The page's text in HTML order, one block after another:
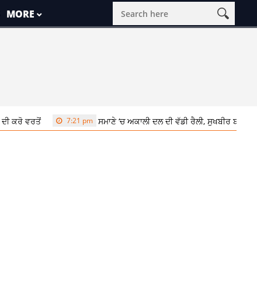
MORE
7:21 pm ਸਮਾਣੇ ‘ਚ ਅਕਾਲੀ ਦਲ ਦੀ ਵੱਡੀ ਰੈਲੀ, ਸੁਖਬੀਰ ਬਾਦਲ ਨੇ ਬੇਅਦਬੀ